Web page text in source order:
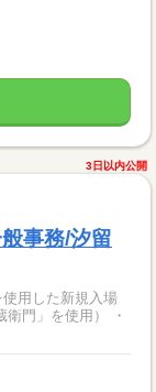
3日以内公開
事務/汐留
用した新規入場
門」を使用） ・